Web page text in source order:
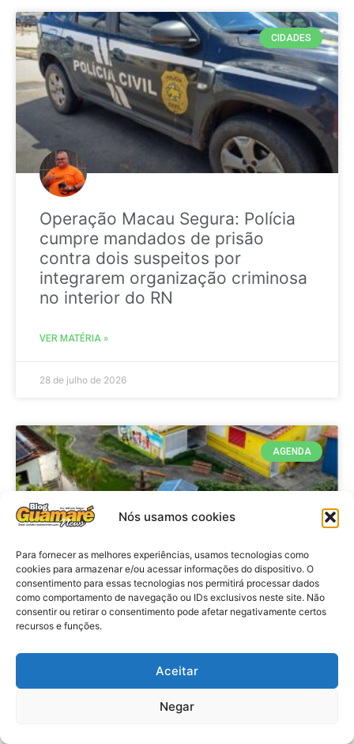
Nós usamos cookies
Para fornecer as melhores experiências, usamos tecnologias como
cookies para armazenar e/ou acessar informações do dispositivo. O
consentimento para essas tecnologias nos permitirá processar dados
como comportamento de navegação ou IDs exclusivos neste site. Não
consentir ou retirar o consentimento pode afetar negativamente certos
recursos e funções.
Aceitar
Negar
CIDADES
Operação Macau Segura: Polícia
cumpre mandados de prisão
contra dois suspeitos por
integrarem organização criminosa
no interior do RN
VER MATÉRIA »
28 de julho de 2026
AGENDA
Agenda: 10ª Mostra Pedagógica
da Casa Durval Paiva acontecerá
nesta quarta-feira (29)